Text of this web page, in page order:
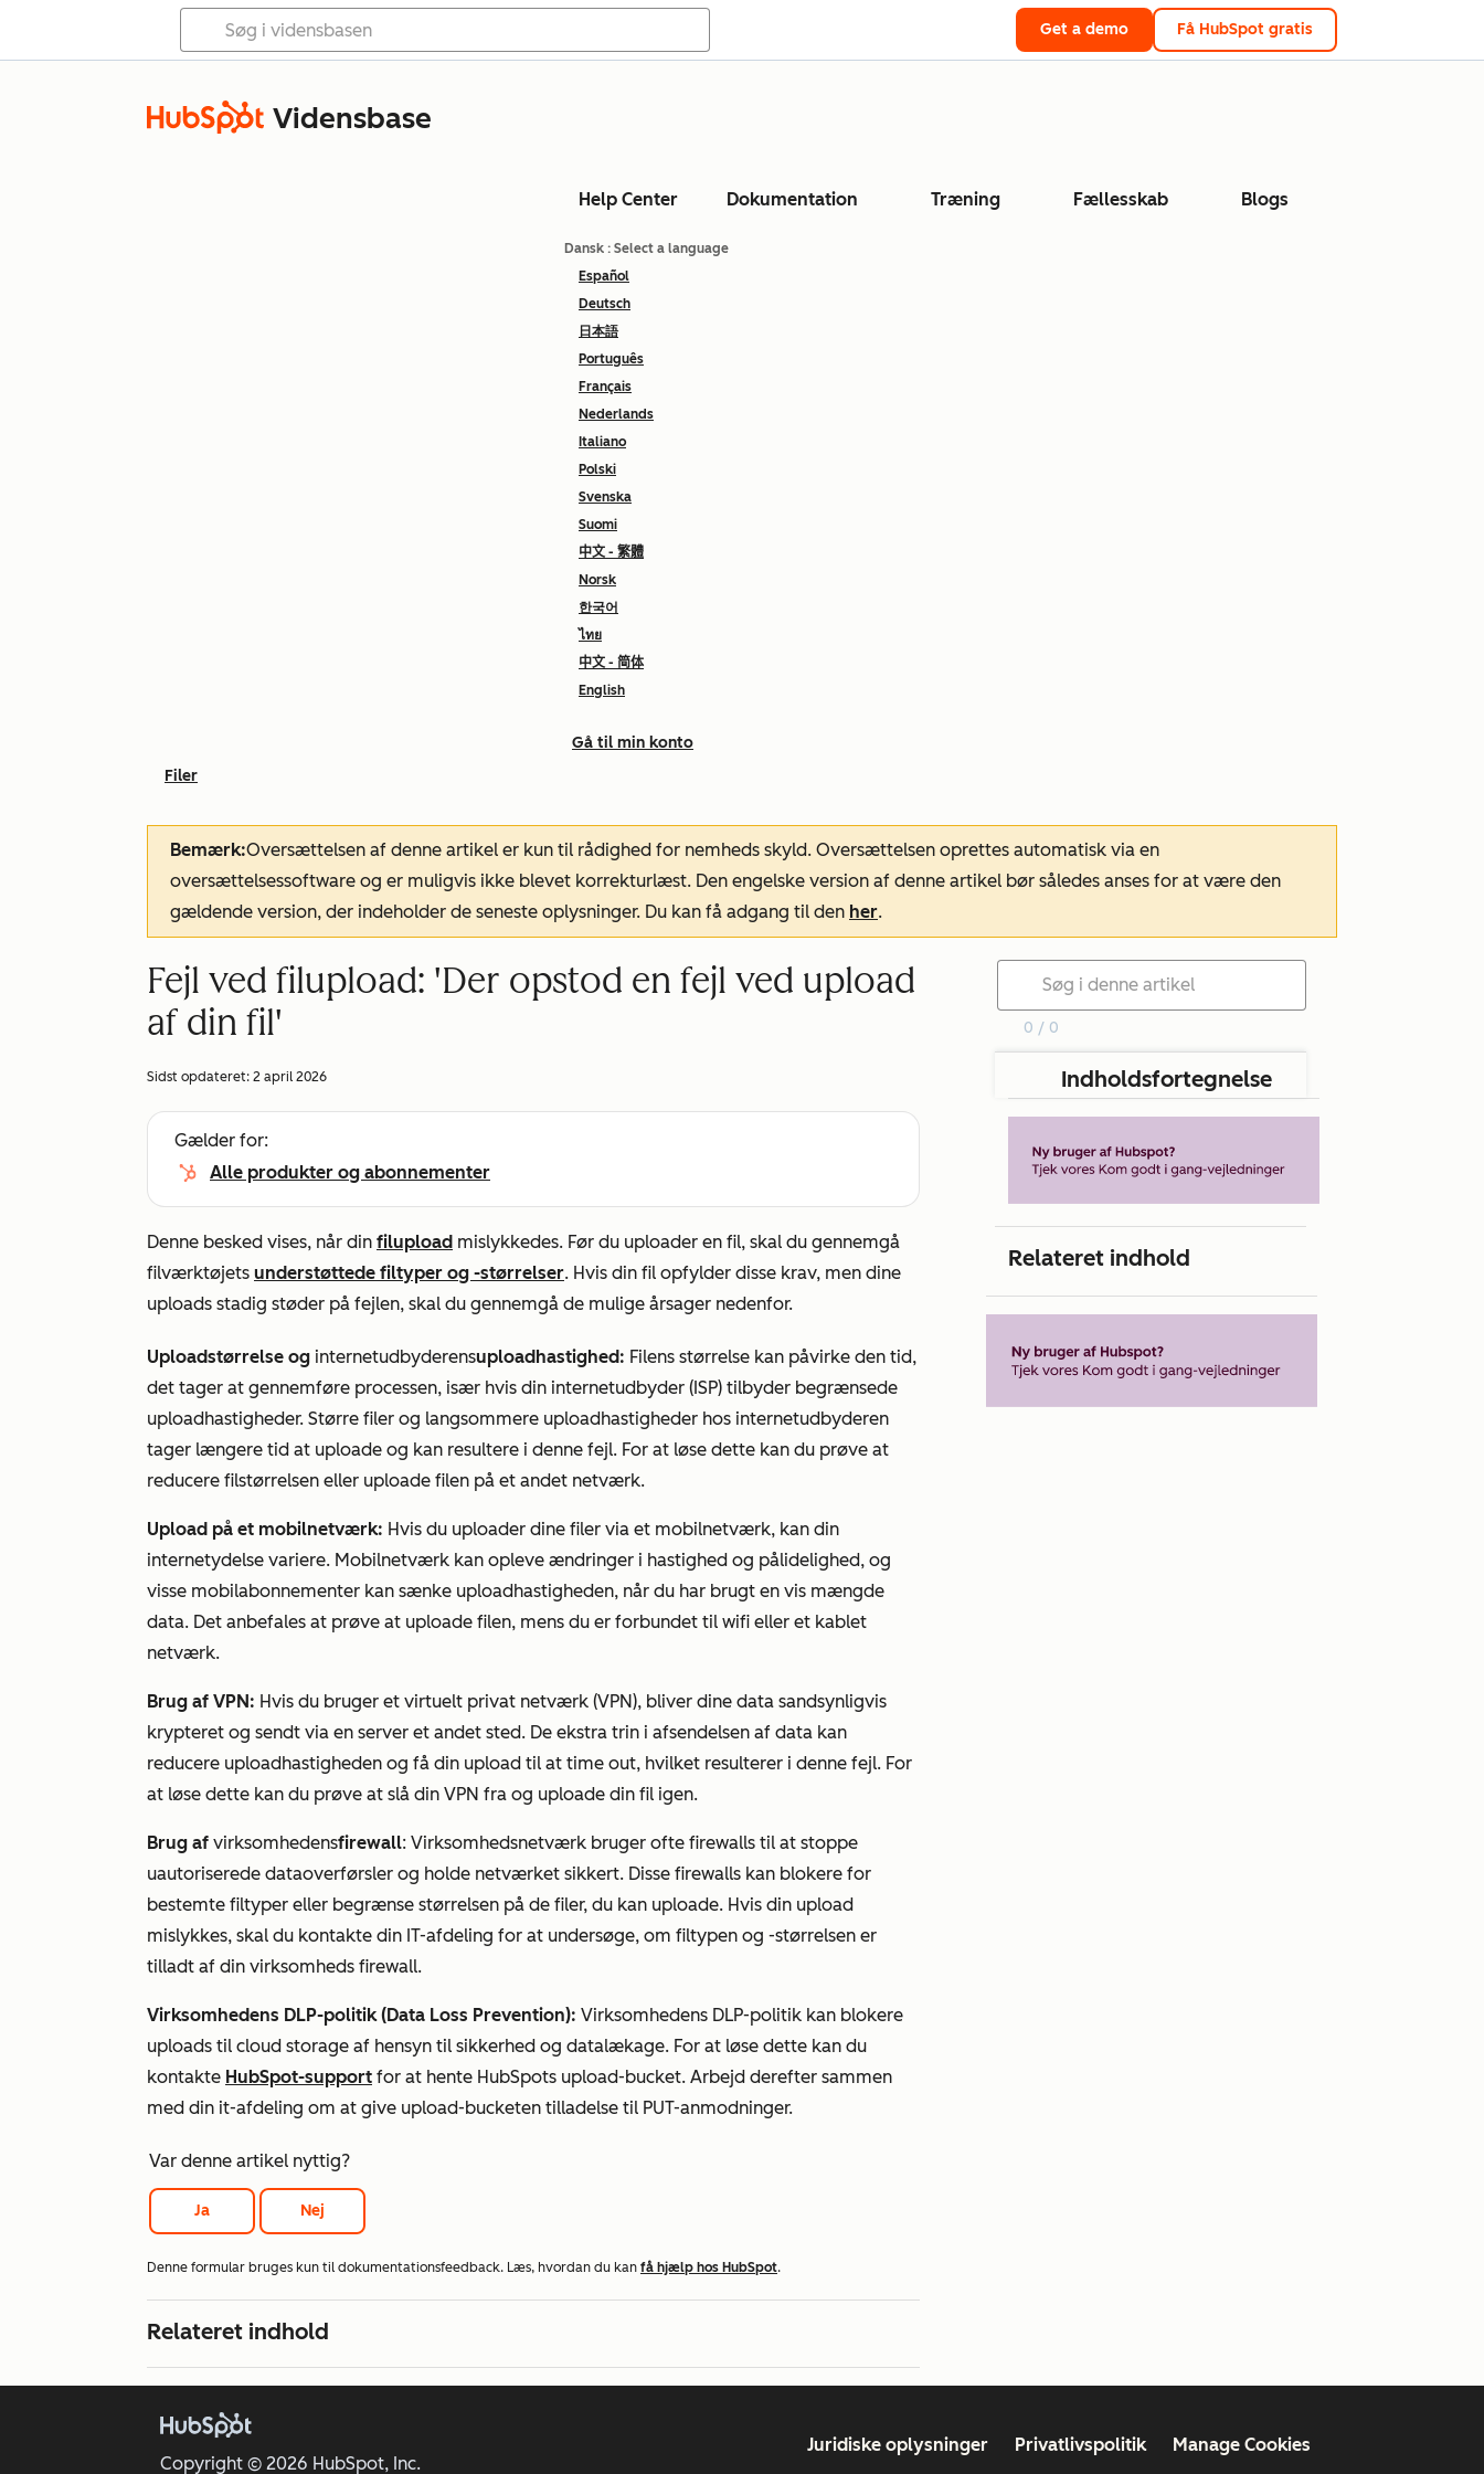
Get a demo Få HubSpot gratis
Vidensbase
Help Center Dokumentation Træning Fællesskab Blogs
Dansk : Select a language
Español
Deutsch
日本語
Português
Français
Nederlands
Italiano
Polski
Svenska
Suomi
中文 - 繁體
Norsk
한국어
ไทย
中文 - 简体
English
Gå til min konto
Filer
Bemærk:Oversættelsen af denne artikel er kun til rådighed for nemheds skyld. Oversættelsen oprettes automatisk via en
oversættelsessoftware og er muligvis ikke blevet korrekturlæst. Den engelske version af denne artikel bør således anses for at være den
gældende version, der indeholder de seneste oplysninger. Du kan få adgang til den her.
Fejl ved filupload: 'Der opstod en fejl ved upload
af din fil'
Sidst opdateret: 2 april 2026
Gælder for:
Alle produkter og abonnementer
Denne besked vises, når din filupload mislykkedes. Før du uploader en fil, skal du gennemgå
filværktøjets understøttede filtyper og -størrelser. Hvis din fil opfylder disse krav, men dine
uploads stadig støder på fejlen, skal du gennemgå de mulige årsager nedenfor.
Uploadstørrelse og internetudbyderensuploadhastighed: Filens størrelse kan påvirke den tid,
det tager at gennemføre processen, især hvis din internetudbyder (ISP) tilbyder begrænsede
uploadhastigheder. Større filer og langsommere uploadhastigheder hos internetudbyderen
tager længere tid at uploade og kan resultere i denne fejl. For at løse dette kan du prøve at
reducere filstørrelsen eller uploade filen på et andet netværk.
Upload på et mobilnetværk: Hvis du uploader dine filer via et mobilnetværk, kan din
internetydelse variere. Mobilnetværk kan opleve ændringer i hastighed og pålidelighed, og
visse mobilabonnementer kan sænke uploadhastigheden, når du har brugt en vis mængde
data. Det anbefales at prøve at uploade filen, mens du er forbundet til wifi eller et kablet
netværk.
Brug af VPN: Hvis du bruger et virtuelt privat netværk (VPN), bliver dine data sandsynligvis
krypteret og sendt via en server et andet sted. De ekstra trin i afsendelsen af data kan
reducere uploadhastigheden og få din upload til at time out, hvilket resulterer i denne fejl. For
at løse dette kan du prøve at slå din VPN fra og uploade din fil igen.
Brug af virksomhedensfirewall: Virksomhedsnetværk bruger ofte firewalls til at stoppe
uautoriserede dataoverførsler og holde netværket sikkert. Disse firewalls kan blokere for
bestemte filtyper eller begrænse størrelsen på de filer, du kan uploade. Hvis din upload
mislykkes, skal du kontakte din IT-afdeling for at undersøge, om filtypen og -størrelsen er
tilladt af din virksomheds firewall.
Virksomhedens DLP-politik (Data Loss Prevention): Virksomhedens DLP-politik kan blokere
uploads til cloud storage af hensyn til sikkerhed og datalækage. For at løse dette kan du
kontakte HubSpot-support for at hente HubSpots upload-bucket. Arbejd derefter sammen
med din it-afdeling om at give upload-bucketen tilladelse til PUT-anmodninger.
Var denne artikel nyttig?
Ja Nej
Denne formular bruges kun til dokumentationsfeedback. Læs, hvordan du kan få hjælp hos HubSpot.
Relateret indhold
0 / 0
Indholdsfortegnelse
Relateret indhold
Copyright © 2026 HubSpot, Inc.
Juridiske oplysninger Privatlivspolitik Manage Cookies